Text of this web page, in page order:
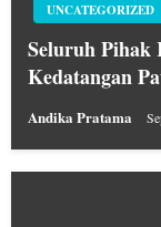
UNCATEGORIZED
Seluruh Pihak
Kedatangan
Andika Pratama